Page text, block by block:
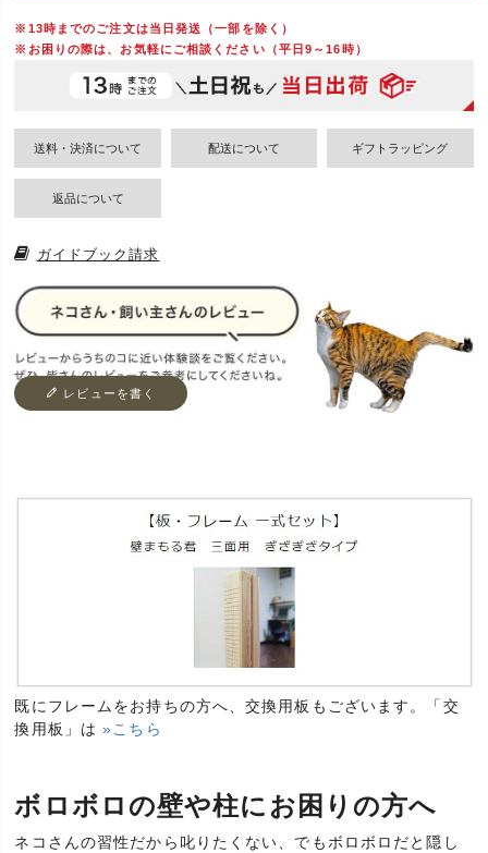
※13時までのご注文は当日発送（一部を除く）
※お困りの際は、お気軽にご相談ください（平日9～16時）
送料・決済について 配送について ギフトラッピング
返品について
ガイドブック請求
レビューを書く
既にフレームをお持ちの方へ、交換用板もございます。「交
換用板」は»こちら
ボロボロの壁や柱にお困りの方へ
ネコさんの習性だから叱りたくない、でもボロボロだと隠し